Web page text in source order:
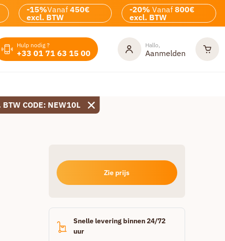
-15%Vanaf 450€
excl. BTW
-20% Vanaf 800€
excl. BTW
Hulp nodig ?
+33 01 71 63 15 00
Hallo,
Aanmelden
CODE: NEW10L
Zie prijs
Snelle levering binnen 24/72
uur